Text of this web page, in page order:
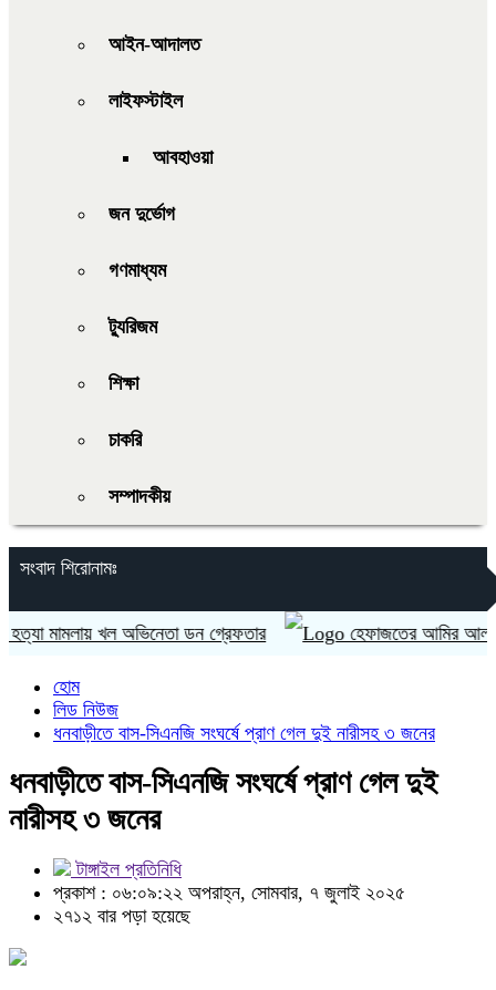
আইন-আদালত
লাইফস্টাইল
আবহাওয়া
জন দুর্ভোগ
গণমাধ্যম
ট্যুরিজম
শিক্ষা
চাকরি
সম্পাদকীয়
সংবাদ শিরোনামঃ
মামলায় খল অভিনেতা ডন গ্রেফতার হেফাজতের আমির আল্লামা
হোম
লিড নিউজ
ধনবাড়ীতে বাস-সিএনজি সংঘর্ষে প্রাণ গেল দুই নারীসহ ৩ জনের
ধনবাড়ীতে বাস-সিএনজি সংঘর্ষে প্রাণ গেল দুই
নারীসহ ৩ জনের
টাঙ্গাইল প্রতিনিধি
প্রকাশ : ০৬:০৯:২২ অপরাহ্ন, সোমবার, ৭ জুলাই ২০২৫
২৭১২ বার পড়া হয়েছে